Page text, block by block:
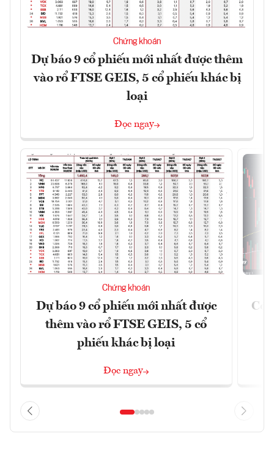
Chứng khoán
Dự báo 9 cổ phiếu mới nhất được thêm
vào rổ FTSE GEIS, 5 cổ phiếu khác bị
loại
Đọc ngay
Chứng khoán
Dự báo 9 cổ phiếu mới nhất được
thêm vào rổ FTSE GEIS, 5 cổ
phiếu khác bị loại
Đọc ngay
Có